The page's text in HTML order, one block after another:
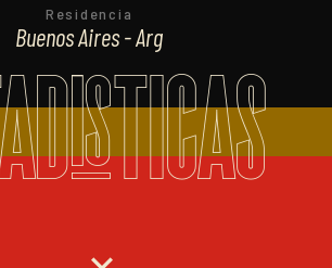
Residencia
Buenos Aires - Arg